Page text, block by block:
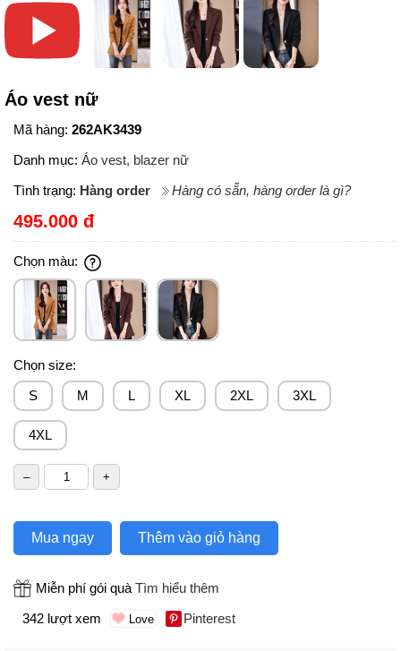
Áo vest nữ
Mã hàng: 262AK3439
Danh mục: Áo vest, blazer nữ
Tình trạng: Hàng order Hàng có sẵn, hàng order là gì?
495.000 đ
Chọn màu:
Chọn size:
S
M L XL 2XL 3XL
4XL
Mua ngay Thêm vào giỏ hàng
Miễn phí gói quà Tìm hiểu thêm
342 lượt xem
Pinterest